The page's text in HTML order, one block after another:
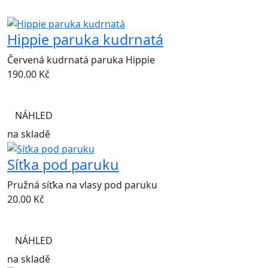
Hippie paruka kudrnatá
Červená kudrnatá paruka Hippie
190.00 Kč
NÁHLED
na skladě
Síťka pod paruku
Pružná síťka na vlasy pod paruku
20.00 Kč
NÁHLED
na skladě